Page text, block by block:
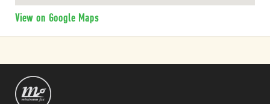
View on Google Maps